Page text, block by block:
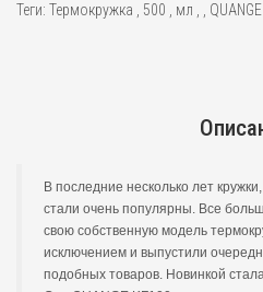
Теги: Термокружка 500 мл QUANGE
В последние несколько лет
стали очень популярны. Все
свою собственную модель
исключением и выпустили
подобных товаров. Новинкой